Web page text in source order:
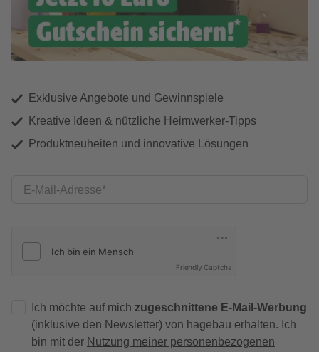
Exklusive Angebote und Gewinnspiele
Kreative Ideen & nützliche Heimwerker-Tipps
Produktneuheiten und innovative Lösungen
E-Mail-Adresse
Friendly Captcha
Ich möchte auf mich zugeschnittene E-Mail-Werbung
(inklusive den Newsletter) von hagebau erhalten. Ich
bin mit der Nutzung meiner personenbezogenen